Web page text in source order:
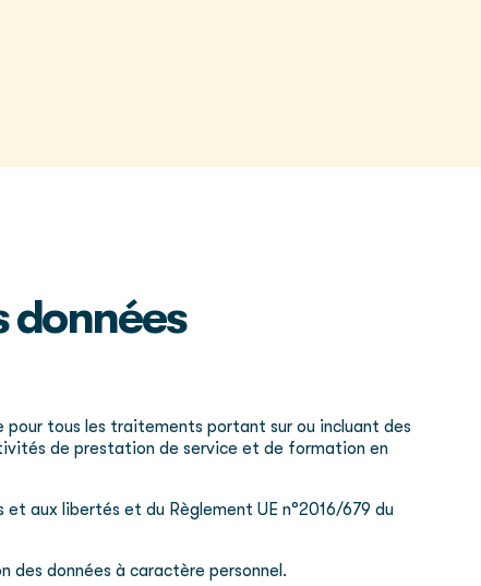
données
pour tous les traitements portant sur ou incluant des
de prestation de service et de formation en
aux libertés et du Règlement UE n°2016/679 du
des données à caractère personnel.